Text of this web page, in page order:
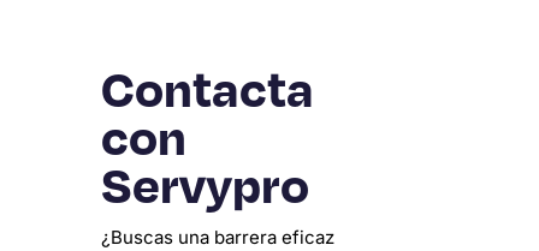
Contacta
con
Servypro
¿Buscas una barrera eficaz